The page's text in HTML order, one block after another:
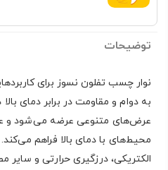
توضیحات
نوار چسب تفلون نسوز برای
به دوام و مقاومت در برابر دمای
عرض‌های متنوعی عرضه می‌شود و
محیط‌های با دمای بالا فراهم می‌کند.
الکتریکی، درزگیری حرارتی و